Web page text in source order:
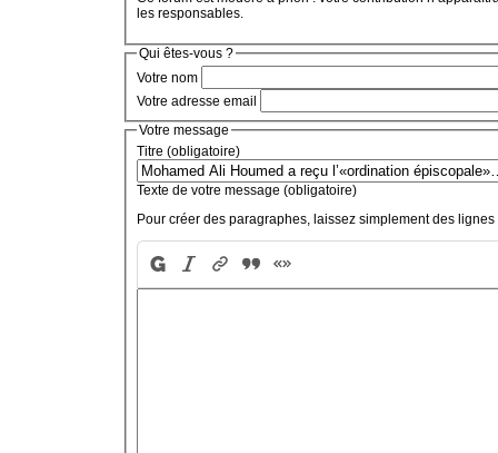
les responsables.
Qui êtes-vous ?
Votre nom
Votre adresse email
Votre message
Titre (obligatoire)
Texte de votre message (obligatoire)
Pour créer des paragraphes, laissez simplement des lignes